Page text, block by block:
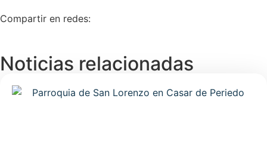
Compartir en redes:
Noticias relacionadas